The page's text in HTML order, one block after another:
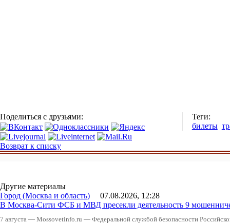
Поделиться с друзьями:
Теги:
билеты
Возврат к списку
Другие материалы
Город (Москва и область) 07.08.2026, 12:28
В Москва-Сити ФСБ и МВД пресекли деятельность 9
7 августа — Mossovetinfo.ru — Федеральной службой безопасности